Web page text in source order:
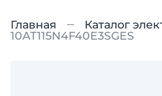
Главная
Каталог
10AT115N4F40E3SGES